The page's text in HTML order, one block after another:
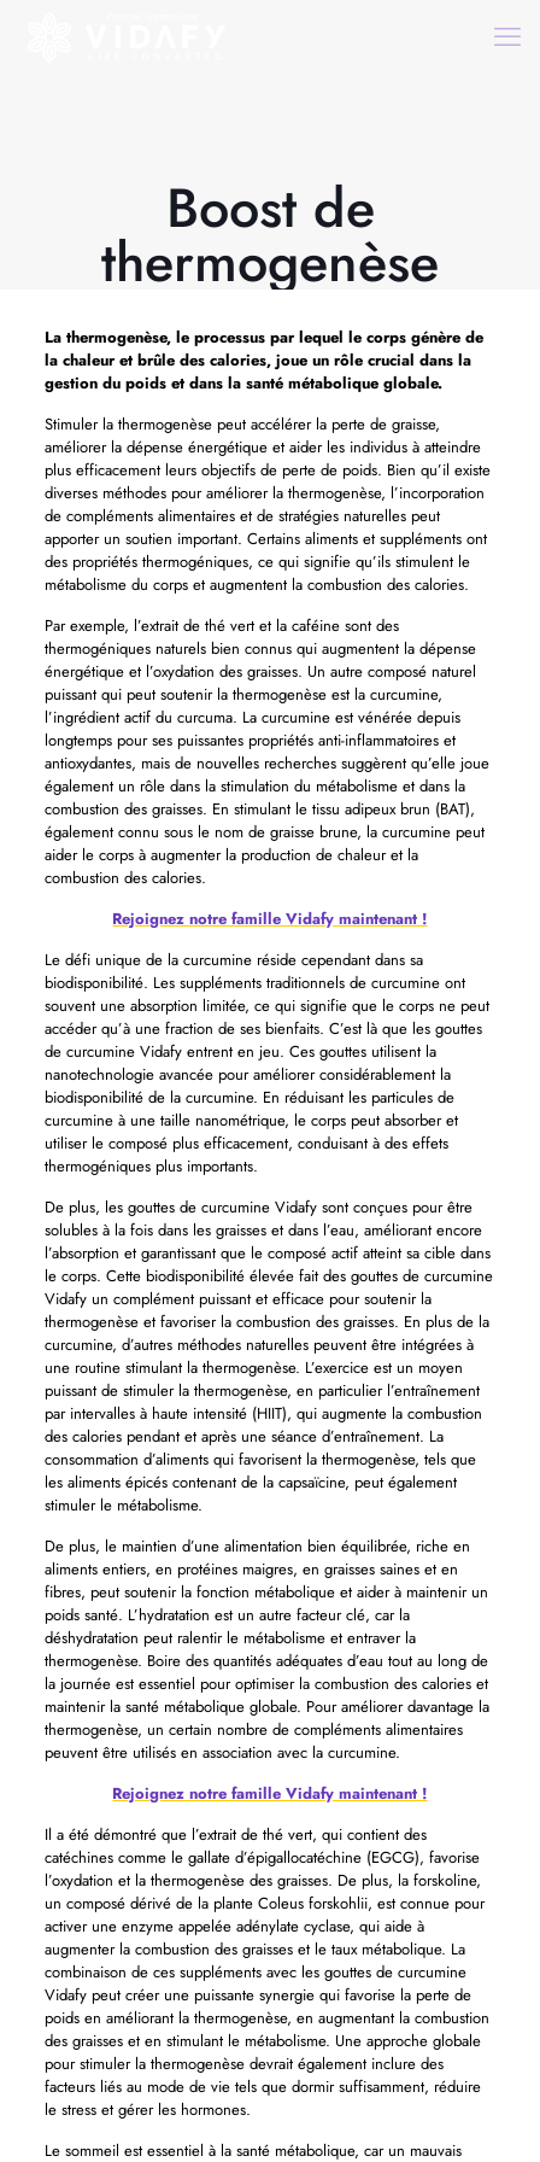
Boost de
thermogenèse
La thermogenèse, le processus par lequel le corps génère de
la chaleur et brûle des calories, joue un rôle crucial dans la
gestion du poids et dans la santé métabolique globale.
Stimuler la thermogenèse peut accélérer la perte de graisse,
améliorer la dépense énergétique et aider les individus à atteindre
plus efficacement leurs objectifs de perte de poids. Bien qu’il existe
diverses méthodes pour améliorer la thermogenèse, l’incorporation
de compléments alimentaires et de stratégies naturelles peut
apporter un soutien important. Certains aliments et suppléments ont
des propriétés thermogéniques, ce qui signifie qu’ils stimulent le
métabolisme du corps et augmentent la combustion des calories.
Par exemple, l’extrait de thé vert et la caféine sont des
thermogéniques naturels bien connus qui augmentent la dépense
énergétique et l’oxydation des graisses. Un autre composé naturel
puissant qui peut soutenir la thermogenèse est la curcumine,
l’ingrédient actif du curcuma. La curcumine est vénérée depuis
longtemps pour ses puissantes propriétés anti-inflammatoires et
antioxydantes, mais de nouvelles recherches suggèrent qu’elle joue
également un rôle dans la stimulation du métabolisme et dans la
combustion des graisses. En stimulant le tissu adipeux brun (BAT),
également connu sous le nom de graisse brune, la curcumine peut
aider le corps à augmenter la production de chaleur et la
combustion des calories.
Rejoignez notre famille Vidafy maintenant !
Le défi unique de la curcumine réside cependant dans sa
biodisponibilité. Les suppléments traditionnels de curcumine ont
souvent une absorption limitée, ce qui signifie que le corps ne peut
accéder qu’à une fraction de ses bienfaits. C’est là que les gouttes
de curcumine Vidafy entrent en jeu. Ces gouttes utilisent la
nanotechnologie avancée pour améliorer considérablement la
biodisponibilité de la curcumine. En réduisant les particules de
curcumine à une taille nanométrique, le corps peut absorber et
utiliser le composé plus efficacement, conduisant à des effets
thermogéniques plus importants.
De plus, les gouttes de curcumine Vidafy sont conçues pour être
solubles à la fois dans les graisses et dans l’eau, améliorant encore
l’absorption et garantissant que le composé actif atteint sa cible dans
le corps. Cette biodisponibilité élevée fait des gouttes de curcumine
Vidafy un complément puissant et efficace pour soutenir la
thermogenèse et favoriser la combustion des graisses. En plus de la
curcumine, d’autres méthodes naturelles peuvent être intégrées à
une routine stimulant la thermogenèse. L’exercice est un moyen
puissant de stimuler la thermogenèse, en particulier l’entraînement
par intervalles à haute intensité (HIIT), qui augmente la combustion
des calories pendant et après une séance d’entraînement. La
consommation d’aliments qui favorisent la thermogenèse, tels que
les aliments épicés contenant de la capsaïcine, peut également
stimuler le métabolisme.
De plus, le maintien d’une alimentation bien équilibrée, riche en
aliments entiers, en protéines maigres, en graisses saines et en
fibres, peut soutenir la fonction métabolique et aider à maintenir un
poids santé. L’hydratation est un autre facteur clé, car la
déshydratation peut ralentir le métabolisme et entraver la
thermogenèse. Boire des quantités adéquates d’eau tout au long de
la journée est essentiel pour optimiser la combustion des calories et
maintenir la santé métabolique globale. Pour améliorer davantage la
thermogenèse, un certain nombre de compléments alimentaires
peuvent être utilisés en association avec la curcumine.
Rejoignez notre famille Vidafy maintenant !
Il a été démontré que l’extrait de thé vert, qui contient des
catéchines comme le gallate d’épigallocatéchine (EGCG), favorise
l’oxydation et la thermogenèse des graisses. De plus, la forskoline,
un composé dérivé de la plante Coleus forskohlii, est connue pour
activer une enzyme appelée adénylate cyclase, qui aide à
augmenter la combustion des graisses et le taux métabolique. La
combinaison de ces suppléments avec les gouttes de curcumine
Vidafy peut créer une puissante synergie qui favorise la perte de
poids en améliorant la thermogenèse, en augmentant la combustion
des graisses et en stimulant le métabolisme. Une approche globale
pour stimuler la thermogenèse devrait également inclure des
facteurs liés au mode de vie tels que dormir suffisamment, réduire
le stress et gérer les hormones.
Le sommeil est essentiel à la santé métabolique, car un mauvais